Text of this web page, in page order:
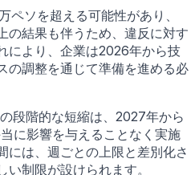
ペソを超える可能性があり、
の結果も伴うため、違反に対す
により、企業は2026年から技
の調整を通じて準備を進める必
段階的な短縮は、2027年から
に影響を与えることなく実施
には、週ごとの上限と差別化さ
制限が設けられます。